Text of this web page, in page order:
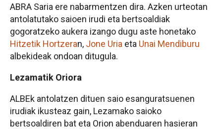
ABRA Saria ere nabarmentzen dira. Azken urteotan
antolatutako saioen irudi eta bertsoaldiak
gogoratzeko aukera izango dugu aste honetako
Hitzetik Hortzeran, Jone Uria eta Unai Mendiburu
albekideak ondoan ditugula.
Lezamatik Oriora
ALBEk antolatzen dituen saio esanguratsuenen
irudiak ikusteaz gain, Lezamako saioko
bertsoaldiren bat eta Orion abenduaren hasieran